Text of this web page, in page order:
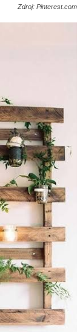
Zdroj: Pinterest.com